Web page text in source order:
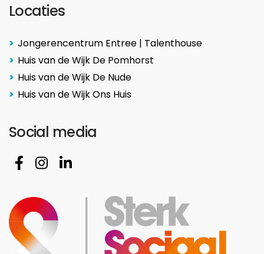
Locaties
Jongerencentrum Entree | Talenthouse
Huis van de Wijk De Pomhorst
Huis van de Wijk De Nude
Huis van de Wijk Ons Huis
Social media